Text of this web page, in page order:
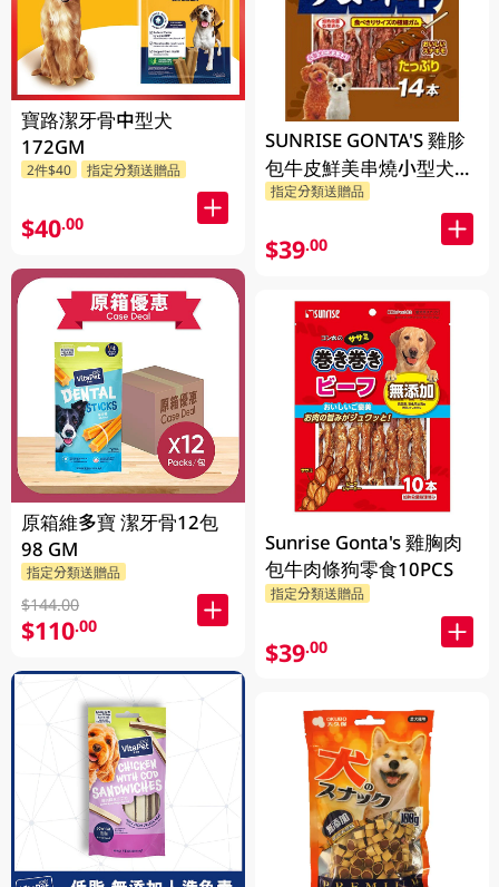
寶路潔牙骨中型犬
172GM
2件$40 指定分類送贈品
$40.00
原箱維多寶 潔牙骨12包
98 GM
指定分類送贈品
$144.00
$110.00
SUNRISE GONTA'S 雞胗
包牛皮鮮美串燒小型犬零
食 14PCS
指定分類送贈品
$39.00
Sunrise Gonta's 雞胸肉
包牛肉條狗零食10PCS
指定分類送贈品
$39.00